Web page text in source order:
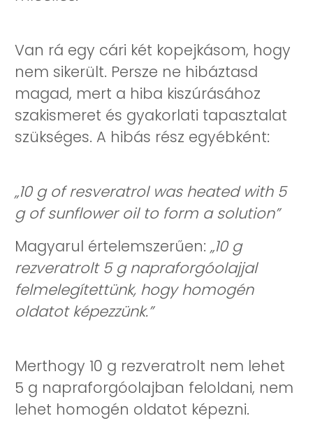
Van rá egy cári két kopejkásom, hogy
nem sikerült. Persze ne hibáztasd
magad, mert a hiba kiszúrásához
szakismeret és gyakorlati tapasztalat
szükséges. A hibás rész egyébként:
„10 g of resveratrol was heated with 5
g of sunflower oil to form a solution”
Magyarul értelemszerűen:„10 g
rezveratrolt 5 g napraforgóolajjal
felmelegítettünk, hogy homogén
oldatot képezzünk.”
Merthogy 10 g rezveratrolt nem lehet
5 g napraforgóolajban feloldani, nem
lehet homogén oldatot képezni.